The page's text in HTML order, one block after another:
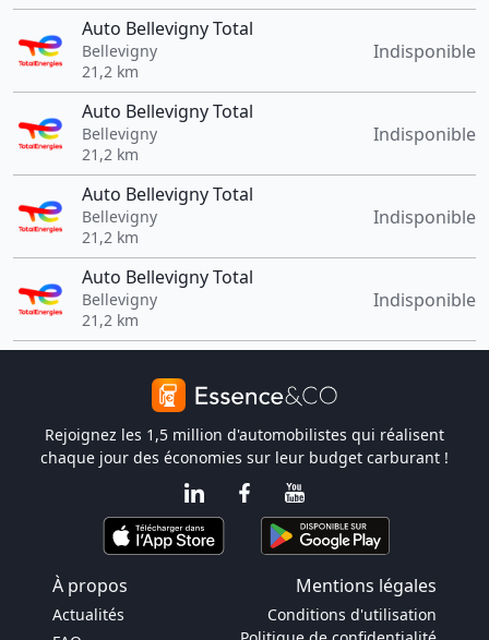
Auto Bellevigny Total
Bellevigny
21,2 km
Indisponible
Auto Bellevigny Total
Bellevigny
21,2 km
Indisponible
Auto Bellevigny Total
Bellevigny
21,2 km
Indisponible
Auto Bellevigny Total
Bellevigny
21,2 km
Indisponible
Rejoignez les 1,5 million d'automobilistes qui réalisent
chaque jour des économies sur leur budget carburant !
À propos Mentions légales
Actualités
Conditions d'utilisation